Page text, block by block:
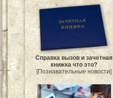
Справка вызов и зачетная
книжка что это?
[Познавательные новости]